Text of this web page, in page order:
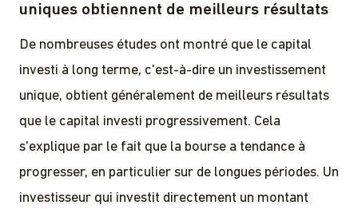
uniques obtiennent de meilleurs résultats
De nombreuses études ont montré que le capital
investi à long terme, c'est-à-dire un investissement
unique, obtient généralement de meilleurs résultats
que le capital investi progressivement. Cela
s'explique par le fait que la bourse a tendance à
progresser, en particulier sur de longues périodes. Un
investisseur qui investit directement un montant